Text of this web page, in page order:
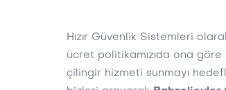
Hızır Güvenlik Sistemleri
ücret politikamızıda ona
çilingir hizmeti sunmayı